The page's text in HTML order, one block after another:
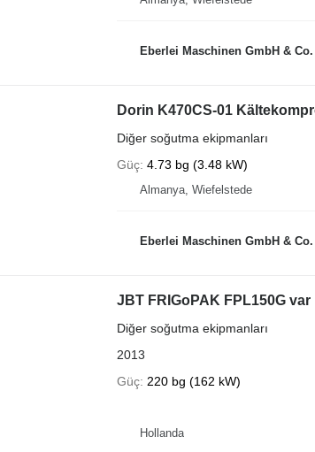
Eberlei Maschinen GmbH & Co.
Dorin K470CS-01
Diğer soğutma ekipmanları
Güç 4.73 bg (3.48 kW)
Almanya, Wiefelstede
Eberlei Maschinen GmbH & Co.
JBT FRIGoPAK FPL150G var
Diğer soğutma ekipmanları
2013
Güç 220 bg (162 kW)
Hollanda